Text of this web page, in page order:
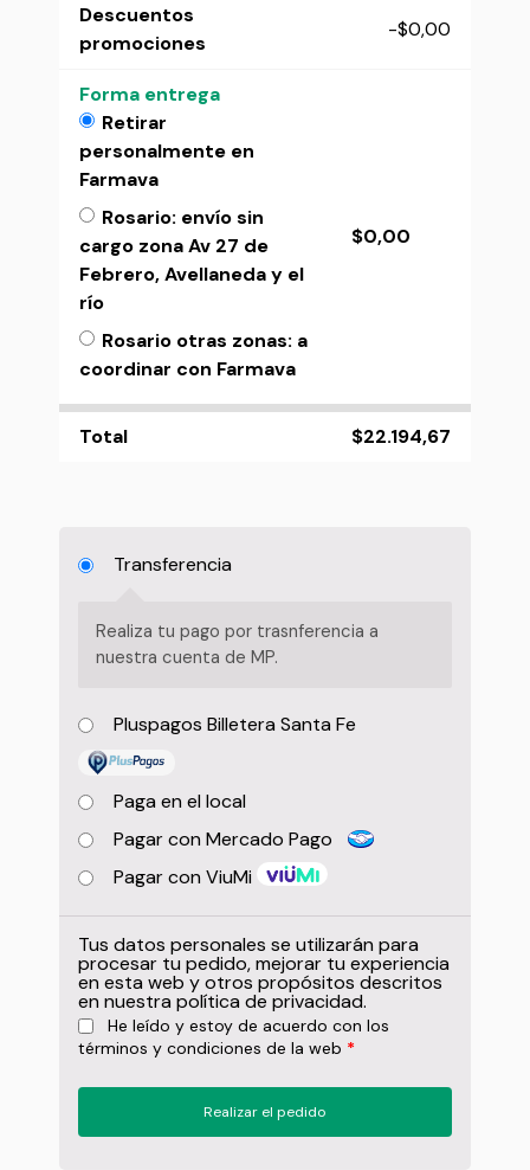
Descuentos
promociones
-$0,00
Forma entrega
Retirar
personalmente en
Farmava
Rosario: envío sin
cargo zona Av 27 de
Febrero, Avellaneda y el
río
Rosario otras zonas: a
coordinar con Farmava
$0,00
Total $22.194,67
Transferencia
Realiza tu pago por trasnferencia a
nuestra cuenta de MP.
Pluspagos Billetera Santa Fe
Paga en el local
Pagar con Mercado Pago
Pagar con ViuMi
Tus datos personales se utilizarán para
procesar tu pedido, mejorar tu experiencia
en esta web y otros propósitos descritos
en nuestra política de privacidad.
He leído y estoy de acuerdo con los
términos y condiciones de la web *
Realizar el pedido